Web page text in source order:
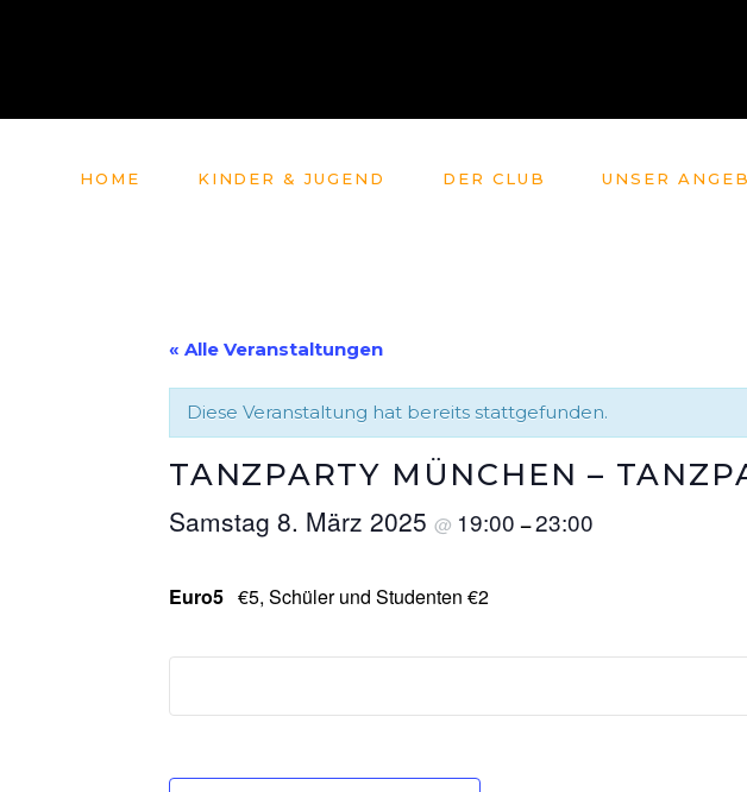
HOME KINDER & JUGEND DER CLUB UNSER
« Alle Veranstaltungen
Diese Veranstaltung hat bereits stattgefunden.
TANZPARTY MÜNCHEN –
Samstag 8. März 2025 @ 19:00–23:00
Euro5 €5, Schüler und Studenten €2